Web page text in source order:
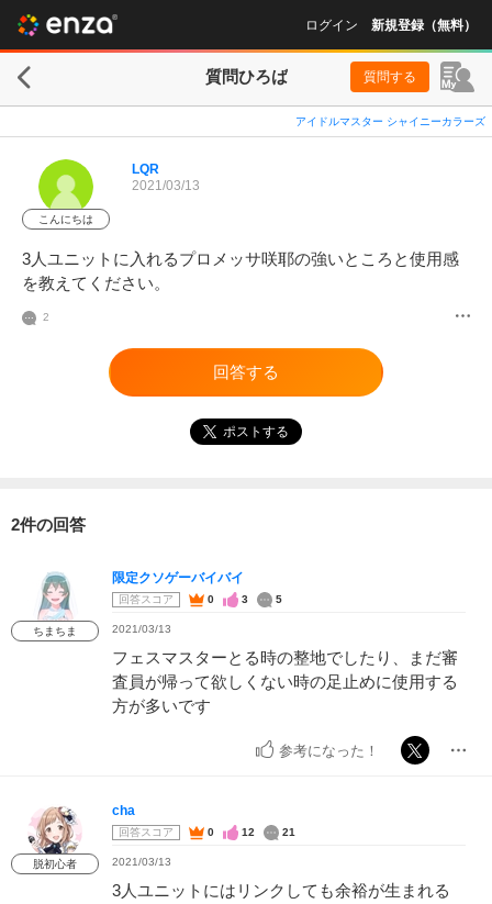
ログイン 新規登録（無料）
質問ひろば 質問する
アイドルマスター シャイニーカラーズ
こんにちは
LQR
2021/03/13
3人ユニットに入れるプロメッサ咲耶の強いところと使用感
を教えてください。
2
回答する
ポストする
2件の回答
ちまちま
限定クソゲーバイバイ
回答スコア 0 3 5
2021/03/13
フェスマスターとる時の整地でしたり、まだ審
査員が帰って欲しくない時の足止めに使用する
方が多いです
参考になった！
脱初心者
cha
回答スコア 0 12 21
2021/03/13
3人ユニットにはリンクしても余裕が生まれる